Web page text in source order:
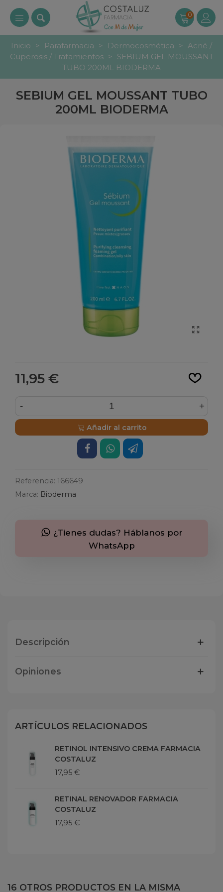
0
Inicio > Parafarmacia > Dermocosmética > Acné /
Cuperosis / Tratamientos >
SEBIUM GEL MOUSSANT
TUBO 200ML BIODERMA
SEBIUM GEL MOUSSANT TUBO
200ML BIODERMA
11,95 €
- +
Añadir al carrito
Referencia: 166649
Marca: Bioderma
¿Tienes dudas? Háblanos por
WhatsApp
Descripción
Opiniones
ARTÍCULOS RELACIONADOS
RETINOL INTENSIVO CREMA FARMACIA
COSTALUZ
17,95 €
RETINAL RENOVADOR FARMACIA
COSTALUZ
17,95 €
16 OTROS PRODUCTOS EN LA MISMA